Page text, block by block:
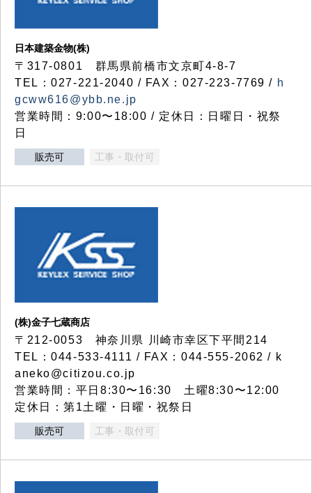
日本建築金物(株)
〒317‐0801 群馬県前橋市文京町4-8-7
TEL：027-221-2040 / FAX：027-223-7769 / h
gcww616@ybb.ne.jp
営業時間：9:00〜18:00 / 定休日：日曜日・祝祭
日
販売可 工事・取付可
(株)金子七蔵商店
〒212-0053 神奈川県 川崎市幸区下平間214
TEL：044-533-4111 / FAX：044-555-2062 / k
aneko@citizou.co.jp
営業時間：平日8:30〜16:30 土曜8:30〜12:00
定休日：第1土曜・日曜・祝祭日
販売可 工事・取付可